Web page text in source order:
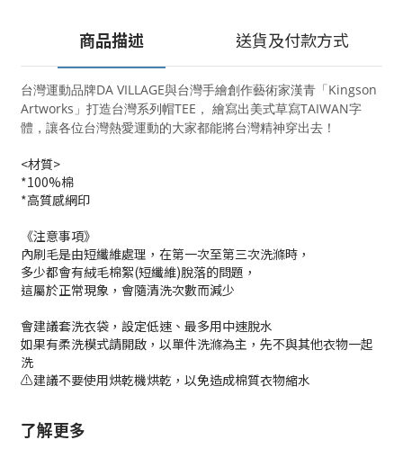
商品描述 送貨及付款方式
台灣運動品牌DA VILLAGE與台灣手繪創作藝術家漢青「Kingson
Artworks」打造台灣系列帽TEE， 繪寫出美式草寫TAIWAN字
體，讓各位台灣熱愛運動的大家都能將台灣精神穿出去！
<材質>
*100%棉
*高質感網印
《注意事項》
內刷毛是由短纖維處理，在第一次至第三次洗滌時，
多少都會有絨毛棉絮(短纖維)脫落的問題，
這屬於正常現象，會隨清洗次數而減少
會建議套洗衣袋，設定低速、最多用中速脫水
如果有柔洗模式請開啟，以單件洗滌為主，先不與其他衣物一起
洗
⚠️建議不要使用烘乾機烘乾，以免造成棉質衣物縮水
了解更多